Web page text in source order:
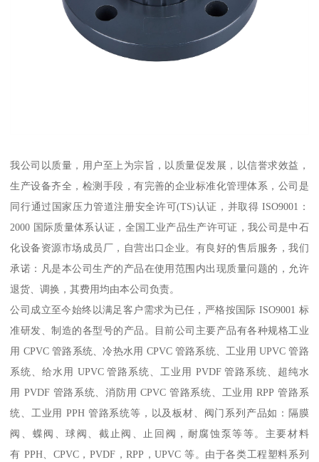
我公司以质量，用户至上为宗旨，以质量促发展，以信誉求效益，
生产设备齐全，检测手段，有完善的企业标准化管理体系，公司是
同行通过国家压力管道注册安全许可(TS)认证，并取得 ISO9001：
2000 国际质量体系认证，全国工业产品生产许可证，我公司是中石
化设备资源市场成员厂，自营出口企业。有良好的售后服务，我们
承诺：凡是本公司生产的产品在使用范围内出现质量问题的，允许
退货、调换，其费用均由本公司负责。
公司成立至今始终以满足客户需求为已任，严格按国际 ISO9001 标
准研发、制造的各型号的产品。目前公司主要产品有各种规格工业
用 CPVC 管路系统、冷热水用 CPVC 管路系统、工业用 UPVC 管路
系统、给水用 UPVC 管路系统、工业用 PVDF 管路系统、超纯水
用 PVDF 管路系统、消防用 CPVC 管路系统、工业用 RPP 管路系
统、工业用 PPH 管路系统等，以及板材、阀门系列产品如：隔膜
阀、蝶阀、球阀、截止阀、止回阀，耐腐蚀泵等等。主要材料
有 PPH、CPVC，PVDF，RPP，UPVC 等。由于各类工程塑料系列